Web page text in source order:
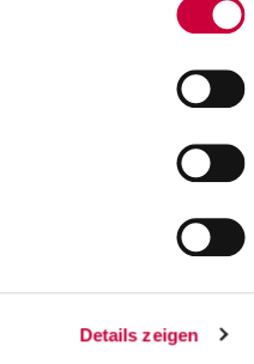
Details zeigen